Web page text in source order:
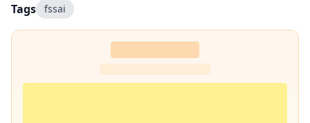
Tags fssai